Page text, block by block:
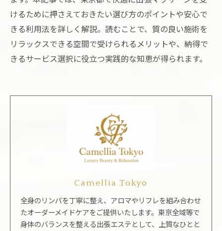
けるために押さえておきたい選び方のポイントや安心で
きる利用法を詳しく解説。読むことで、質の良い施術を
リラックスできる空間で受けられるメリットや、納得で
きるサービス選択に役立つ実践的な知恵が得られます。
Camellia Tokyo
全身のリンパを丁寧に整え、アロマやリフレを組み合わせ
たオーダーメイドケアをご提供いたします。東京全域等で
身体のバランスを整える出張エステとして、上質なひとと